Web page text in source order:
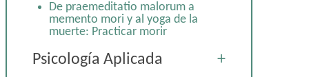
De praemeditatio malorum a
memento mori y al yoga de la
muerte: Practicar morir
Acercándose al abismo tras la 50ª
puerta con fe y confianza
+
Psicología Aplicada